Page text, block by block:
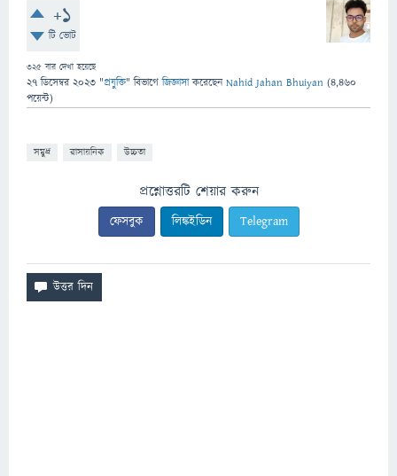
+1
টি ভোট
325 বার দেখা হয়েছে
27 ডিসেম্বর 2023 "প্রযুক্তি" বিভাগে জিজ্ঞাসাকরেছেনNahid Jahan Bhuiyan (4,460
পয়েন্ট)
সমুদ্র রাসায়নিক উচ্চতা
প্রশ্নোত্তরটি শেয়ার করুন
ফেসবুক লিঙ্কইডিন Telegram